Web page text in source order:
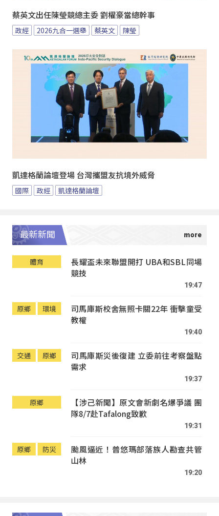
蔡英文出任陳瑩競總主委 劉櫂豪當總幹事
政經 2026九合一選舉 蔡英文 陳瑩
凱達格蘭論壇登場 台灣攜盟友抗境外威脅
國際 政經 凱達格蘭論壇
最新新聞
體育
長耀盃未來聯盟開打 UBA和SBL同場
競技
19:47
原鄉 環境
司馬庫斯校舍無照卡關22年 衝擊童受
教權
19:40
交通 原鄉
司馬庫斯災後復建 立委前往考察盤點
需求
19:37
原鄉
【涉己新聞】原文會新劇名爆爭議 團
隊8/7赴Tafalong致歉
19:31
原鄉 防災
颱風逼近！普悠瑪部落族人勘查共管
山林
19:20